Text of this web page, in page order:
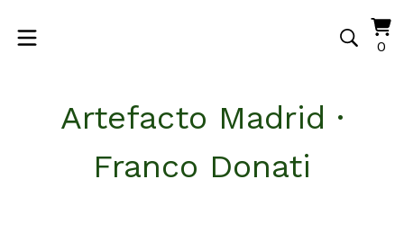
00
Artefacto Madrid ·
Franco Donati